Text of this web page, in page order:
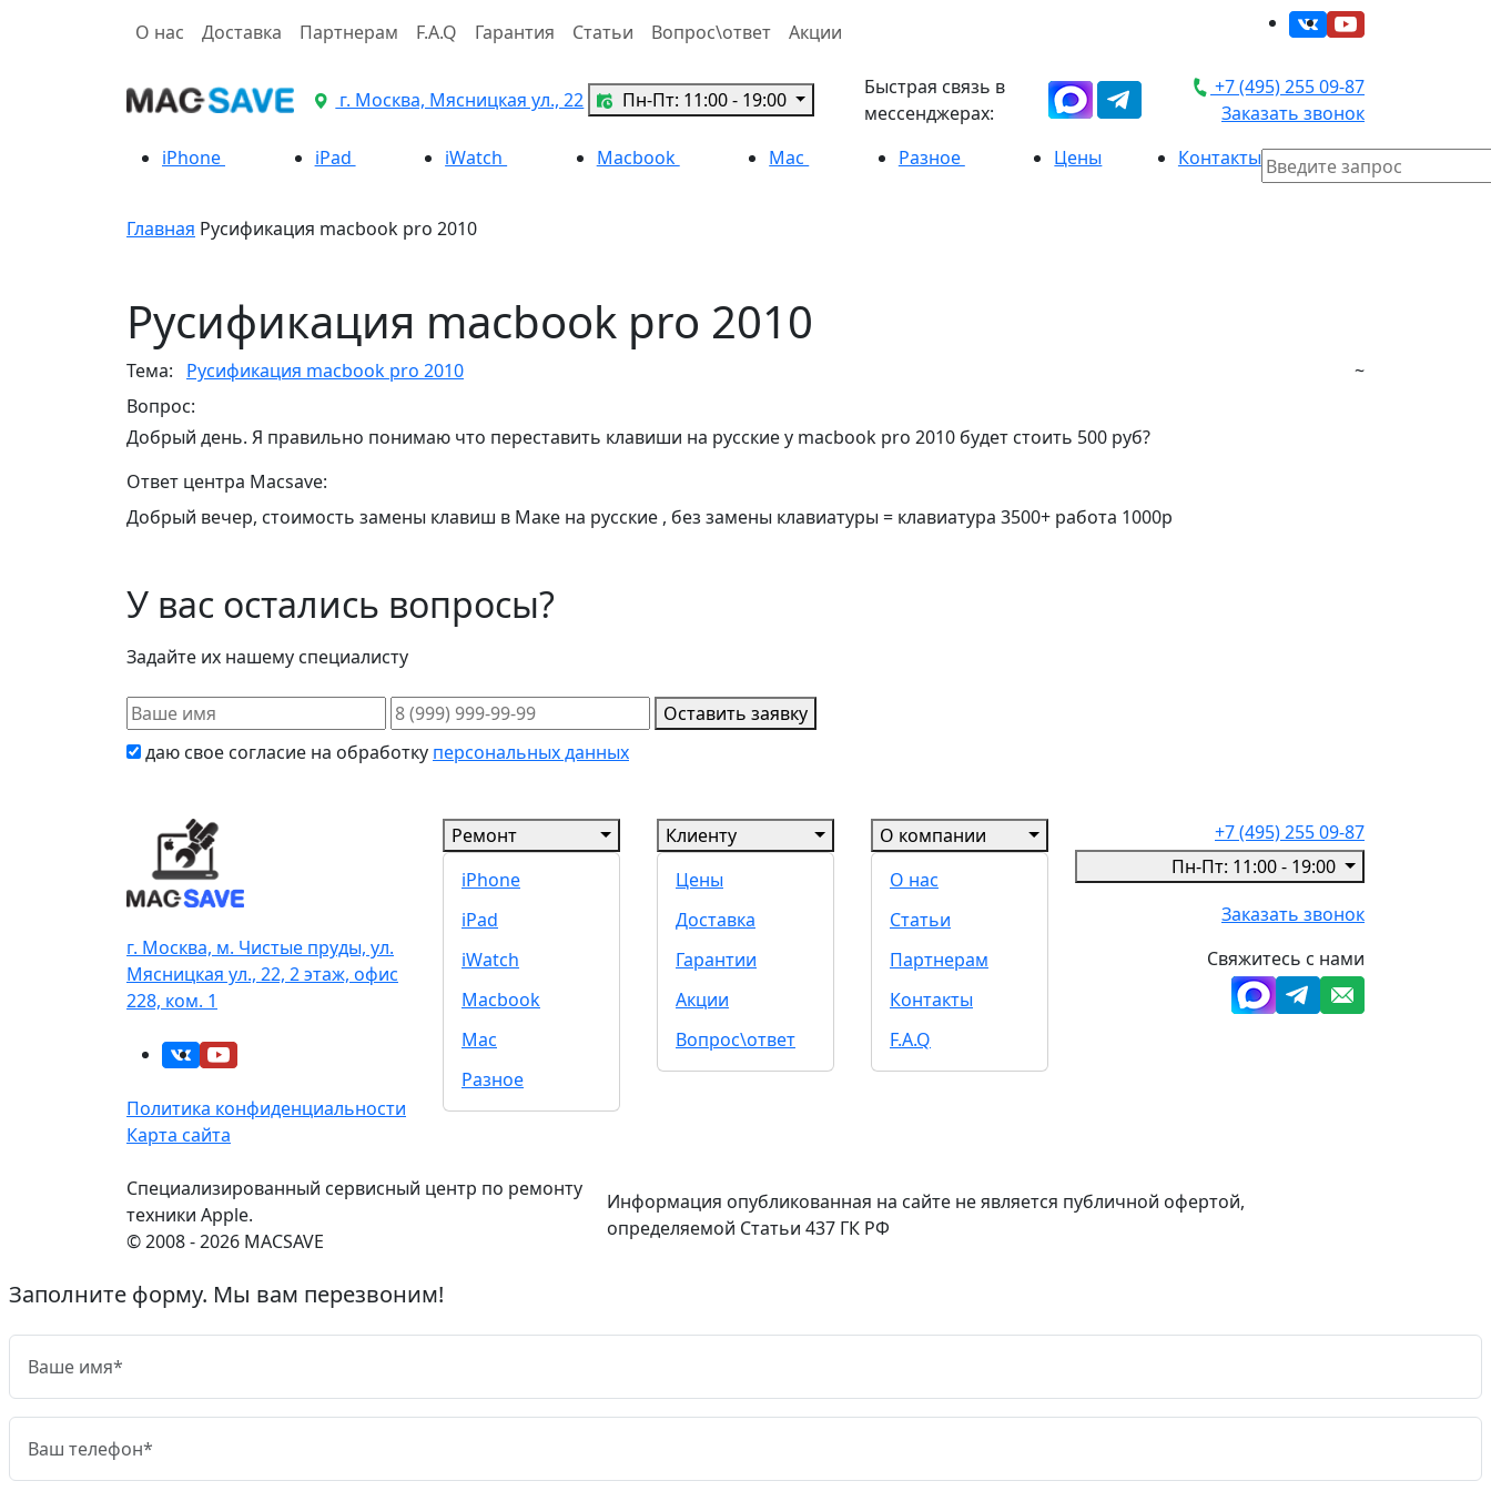
О нас Доставка Партнерам F.A.Q Гарантия Статьи Вопрос\ответ Акции
г. Москва, Мясницкая ул., 22 Пн-Пт: 11:00 - 19:00
Быстрая связь в
мессенджерах:
+7 (495) 255 09-87
Заказать звонок
iPhone
iPad iWatch Macbook Mac Разное Цены Контакты
Главная Русификация macbook pro 2010
Русификация macbook pro 2010
Тема: Русификация macbook pro 2010
~
Вопрос:
Добрый день. Я правильно понимаю что переставить клавиши на русские у macbook pro 2010 будет стоить 500 руб?
Ответ центра Macsave:
Добрый вечер, стоимость замены клавиш в Маке на русские , без замены клавиатуры = клавиатура 3500+ работа 1000р
У вас остались вопросы?
Задайте их нашему специалисту
Оставить заявку
даю свое согласие на обработку персональных данных
г. Москва, м. Чистые пруды, ул.
Мясницкая ул., 22, 2 этаж, офис
228, ком. 1
Политика конфиденциальности
Карта сайта
Ремонт
iPhone
iPad
iWatch
Macbook
Mac
Разное
Клиенту
Цены
Доставка
Гарантии
Акции
Вопрос\ответ
О компании
О нас
Статьи
Партнерам
Контакты
F.A.Q
+7 (495) 255 09-87
Пн-Пт: 11:00 - 19:00
Заказать звонок
Свяжитесь с нами
Специализированный сервисный центр по ремонту
техники Apple.
© 2008 - 2026 MACSAVE
Информация опубликованная на сайте не является публичной офертой,
определяемой Статьи 437 ГК РФ
Заполните форму. Мы вам перезвоним!